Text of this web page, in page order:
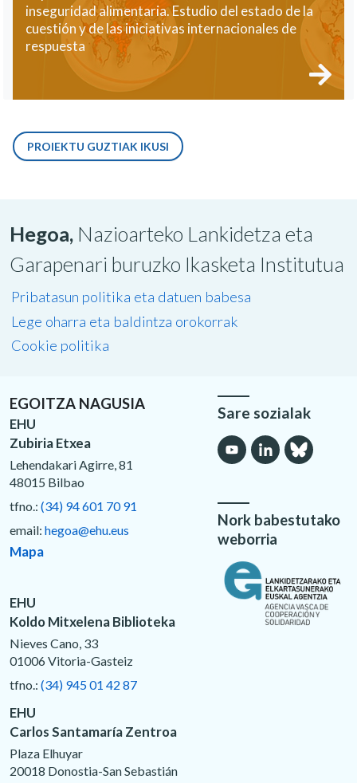
inseguridad alimentaria. Estudio del estado de la
cuestión y de las iniciativas internacionales de
respuesta
PROIEKTU GUZTIAK IKUSI
Hegoa, Nazioarteko Lankidetza eta
Garapenari buruzko Ikasketa Institutua
Pribatasun politika eta datuen babesa
Lege oharra eta baldintza orokorrak
Cookie politika
EGOITZA NAGUSIA
EHU
Zubiria Etxea
Lehendakari Agirre, 81
48015 Bilbao
tfno.: (34) 94 601 70 91
email: hegoa@ehu.eus
Mapa
EHU
Koldo Mitxelena Biblioteka
Nieves Cano, 33
01006 Vitoria-Gasteiz
tfno.: (34) 945 01 42 87
EHU
Carlos Santamaría Zentroa
Plaza Elhuyar
20018 Donostia-San Sebastián
Sare sozialak
Nork babestutako
weborria